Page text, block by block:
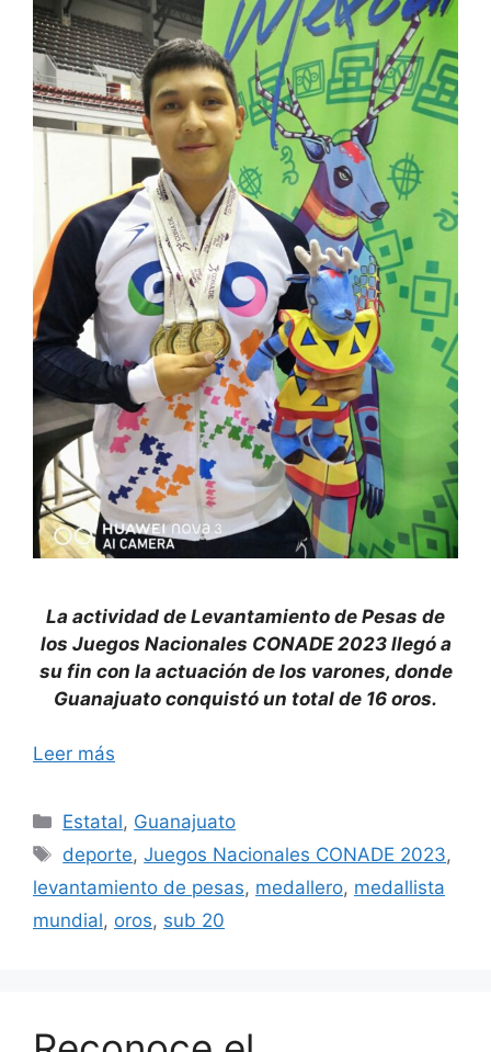
La actividad de Levantamiento de Pesas de
los Juegos Nacionales CONADE 2023 llegó a
su fin con la actuación de los varones, donde
Guanajuato conquistó un total de 16 oros.
Leer más
Categorías
Estatal, Guanajuato
Etiquetas
deporte,Juegos Nacionales CONADE 2023,
levantamiento de pesas, medallero, medallista
mundial, oros, sub 20